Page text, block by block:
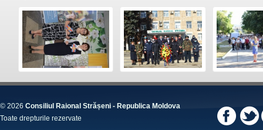
© 2026 Consiliul Raional Strășeni - Republica Moldova
Toate drepturile rezervate